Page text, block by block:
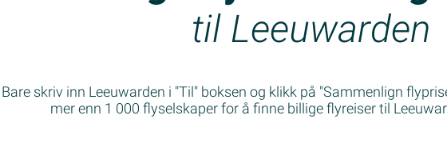
til Leeuwarden
Bare skriv inn Leeuwarden i "Til" boksen og klikk på "Sammenlign
mer enn 1 000 flyselskaper for å finne billige flyreiser til